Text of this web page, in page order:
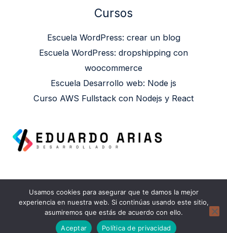
Cursos
Escuela WordPress: crear un blog
Escuela WordPress: dropshipping con
woocommerce
Escuela Desarrollo web: Node js
Curso AWS Fullstack con Nodejs y React
Copyright © 2026 Eduardo Arias | Powered by
Eduardo Arias
Usamos cookies para asegurar que te damos la mejor
experiencia en nuestra web. Si continúas usando este sitio,
asumiremos que estás de acuerdo con ello.
Aceptar
Política de privacidad